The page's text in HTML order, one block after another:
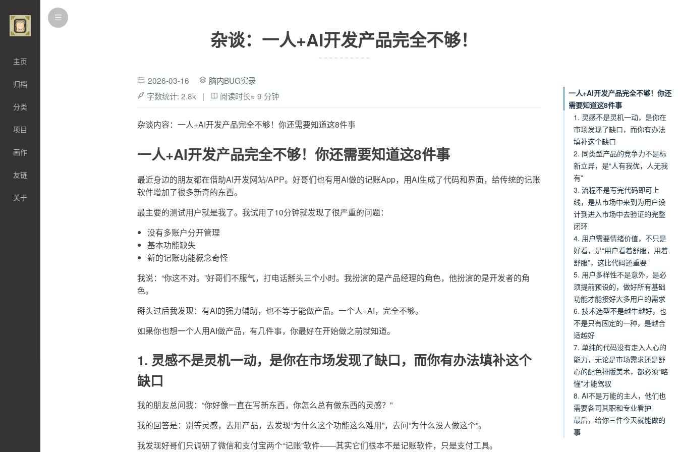
杂谈：一人+AI开发产品完全不够！
2026-03-16
脑内BUG实录
字数统计: 2.8k | 阅读时长≈ 9 分钟
一人+AI开发产品完全不够！你还
需要知道这8件事
1. 灵感不是灵机一动，是你在
市场发现了缺口，而你有办法
填补这个缺口
2. 同类型产品的竞争力不是标
新立异，是“人有我优，人无我
有”
3. 流程不是写完代码即可上
线，是从市场中来到为用户设
计到进入市场中去验证的完整
闭环
4. 用户需要情绪价值，不只是
好看，是“用户看着舒服，用着
舒服”，这比代码还重要
5. 用户多样性不是意外，是必
须提前预设的，做好所有基础
功能才能接好大多用户的需求
6. 技术选型不是越牛越好，也
不是只有固定的一种，是越合
适越好
7. 单纯的代码没有走入人心的
能力，无论是市场需求还是舒
心的配色排版美术，都必须“略
懂”才能驾驭
8. AI不是万能的主人，他们也
需要各司其职和专业看护
最后，给你三件今天就能做的
事
杂谈内容：一人+AI开发产品完全不够！你还需要知道这8件事
一人+AI开发产品完全不够！你还需要知道这8件事
最近身边的朋友都在借助AI开发网站/APP。好哥们也有用AI做的记账App，用AI生成了代码和界面，给传统的记账
软件增加了很多新奇的东西。
最主要的测试用户就是我了。我试用了10分钟就发现了很严重的问题：
没有多账户分开管理
基本功能缺失
新的记账功能概念奇怪
我说：“你这不对。”好哥们不服气，打电话掰头三个小时。我扮演的是产品经理的角色，他扮演的是开发者的角
色。
掰头过后我发现：有AI的强力辅助，也不等于能做产品。一个人+AI，完全不够。
如果你也想一个人用AI做产品，有几件事，你最好在开始做之前就知道。
1. 灵感不是灵机一动，是你在市场发现了缺口，而你有办法填补这个
缺口
我的朋友总问我：“你好像一直在写新东西，你怎么总有做东西的灵感？”
我的回答是：别等灵感，去用产品，去发现“为什么这个功能这么难用”，去问“为什么没人做这个”。
我发现好哥们只调研了微信和支付宝两个“记账”软件——其实它们根本不是记账软件，只是支付工具。
主页
归档
分类
项目
画作
友链
关于